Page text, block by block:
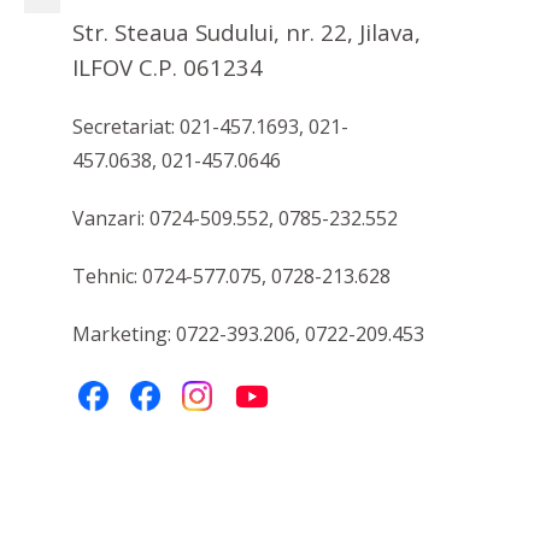
Str. Steaua Sudului, nr. 22, Jilava,
ILFOV C.P. 061234
Secretariat: 021-457.1693, 021-
457.0638, 021-457.0646
Vanzari: 0724-509.552, 0785-232.552
Tehnic: 0724-577.075, 0728-213.628
Marketing: 0722-393.206, 0722-209.453